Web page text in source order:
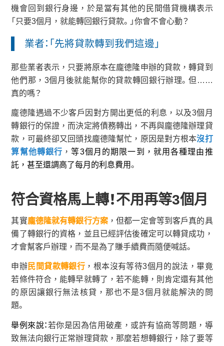
機會回到銀行身邊，於是當有其他的民間借貸機構表示
「只要3個月，就能轉回銀行貸款。」你會不會心動？
業者：「先將貸款轉到我們這邊」
那些業者表示，只要將原本在龐德隆申辦的貸款，轉貸到
他們那，3個月後就能幫你的貸款轉回銀行辦理。但……
真的嗎？
龐德隆遇過不少客戶因對方開出更低的利息，以及3個月
轉銀行的保證，而決定將債務轉出，不再與龐德隆辦理貸
款，可最終卻又回頭找龐德隆幫忙，原因是對方根本沒打
算幫他轉銀行 ，等3個月的期限一到，就用各種理由推
託，甚至還調高了每月的利息費用。
符合資格馬上轉！不用再等3個月
其實龐德隆就有轉銀行方案 ，但都一定會等到客戶真的具
備了轉銀行的資格，並且已經評估後確定可以轉貸成功，
才會幫客戶辦理，而不是為了賺手續費而隨便喊話。
申辦民間貸款轉銀行 ，根本沒有等待3個月的說法，畢竟
若條件符合，能轉早就轉了，若不能轉，則肯定還有其他
的原因讓銀行無法核貸，那也不是3個月就能解決的問
題。
舉例來說：若你是因為信用破產，或許有協商等問題，導
致無法向銀行正常辦理貸款，那麼若想轉銀行，除了要等